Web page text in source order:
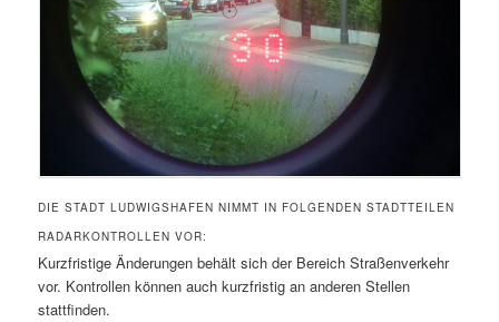
DIE STADT LUDWIGSHAFEN NIMMT IN FOLGENDEN STADTTEILEN
RADARKONTROLLEN VOR:
Kurzfristige Änderungen behält sich der Bereich Straßenverkehr
vor. Kontrollen können auch kurzfristig an anderen Stellen
stattfinden.